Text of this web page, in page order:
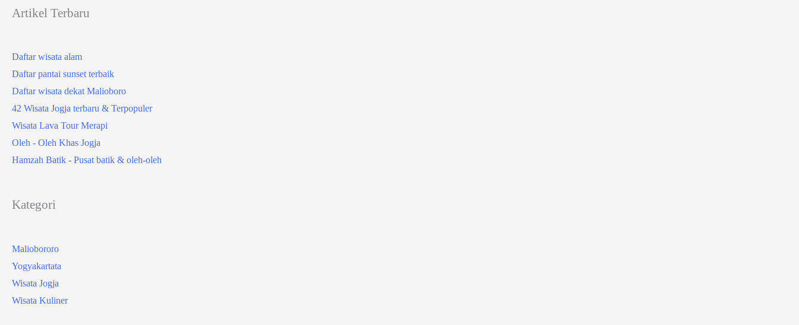
Artikel Terbaru
Daftar wisata alam
Daftar pantai sunset terbaik
Daftar wisata dekat Malioboro
42 Wisata Jogja terbaru & Terpopuler
Wisata Lava Tour Merapi
Oleh - Oleh Khas Jogja
Hamzah Batik - Pusat batik & oleh-oleh
Kategori
Maliobororo
Yogyakartata
Wisata Jogja
Wisata Kuliner